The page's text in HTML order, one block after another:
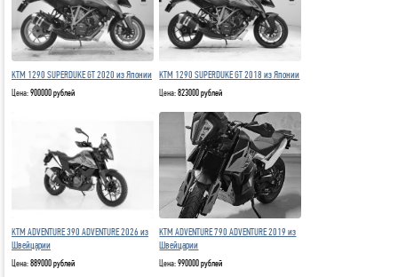
KTM 1290 SUPERDUKE GT 2020 из Японии
Цена:900000 рублей
KTM 1290 SUPERDUKE GT 2018 из Японии
Цена:823000 рублей
KTM ADVENTURE 390 ADVENTURE 2026 из
Швейцарии
Цена:889000 рублей
KTM ADVENTURE 790 ADVENTURE 2019 из
Швейцарии
Цена:990000 рублей